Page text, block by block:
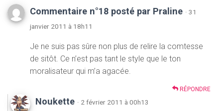
Commentaire n°18 posté par Praline · 31
janvier 2011 à 18h11
Je ne suis pas sûre non plus de relire la comtesse
de sitôt. Ce n’est pas tant le style que le ton
moralisateur qui m’a agacée.
RÉPONDRE
Noukette · 2 février 2011 à 00h13